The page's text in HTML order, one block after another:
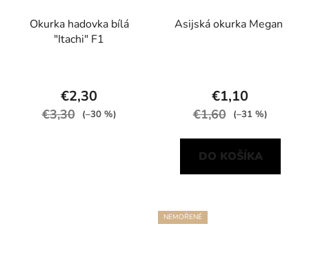
Okurka hadovka bílá
"Itachi" F1
€2,30
€3,30 (–30 %)
Asijská okurka Megan
€1,10
€1,60 (–31 %)
DO KOŠÍKA
NEMOŘENÉ